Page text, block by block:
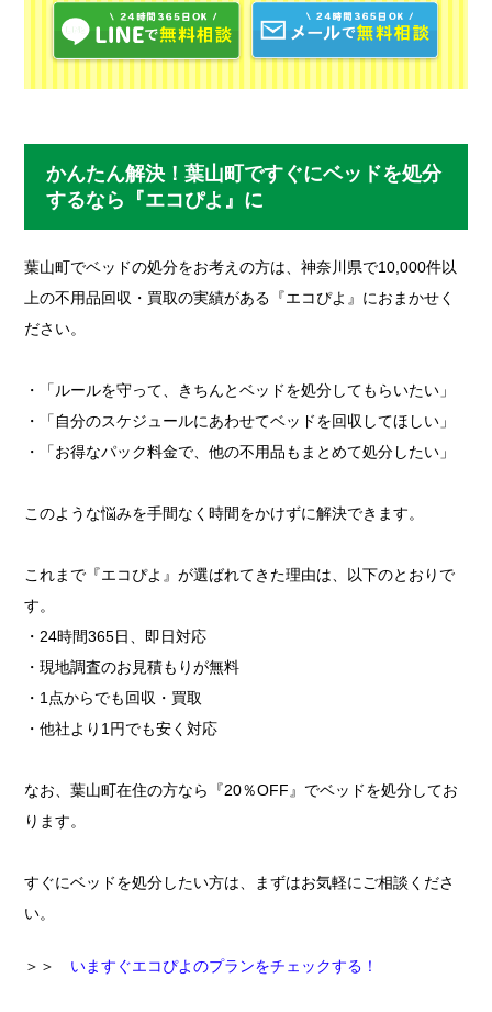
かんたん解決！葉山町ですぐにベッドを処分
するなら『エコぴよ』に
葉山町でベッドの処分をお考えの方は、神奈川県で10,000件以
上の不用品回収・買取の実績がある『エコぴよ』におまかせく
ださい。
・「ルールを守って、きちんとベッドを処分してもらいたい」
・「自分のスケジュールにあわせてベッドを回収してほしい」
・「お得なパック料金で、他の不用品もまとめて処分したい」
このような悩みを手間なく時間をかけずに解決できます。
これまで『エコぴよ』が選ばれてきた理由は、以下のとおりで
す。
・24時間365日、即日対応
・現地調査のお見積もりが無料
・1点からでも回収・買取
・他社より1円でも安く対応
なお、葉山町在住の方なら『20％OFF』でベッドを処分してお
ります。
すぐにベッドを処分したい方は、まずはお気軽にご相談くださ
い。
＞＞ いますぐエコぴよのプランをチェックする！